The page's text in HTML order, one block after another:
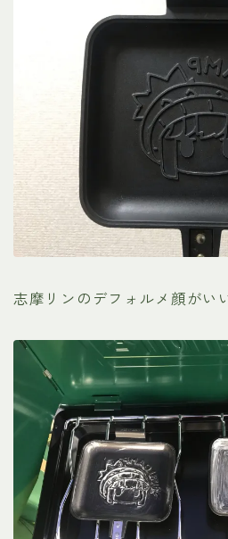
志摩リンのデフォルメ顔がい